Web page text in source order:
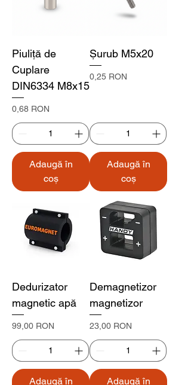
Piuliță de
Cuplare
DIN6334 M8x15
Preț
0,68 RON
Adaugă în
coș
Șurub M5x20
Preț
0,25 RON
Adaugă în
coș
Dedurizator
magnetic apă
Preț
99,00 RON
Adaugă în
Demagnetizor
magnetizor
Preț
23,00 RON
Adaugă în